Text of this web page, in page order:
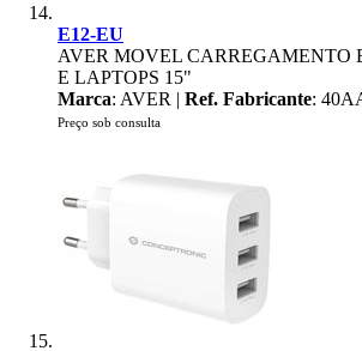
E12-EU
AVER MOVEL CARREGAMENTO
E LAPTOPS 15"
Marca: AVER | Ref. Fabricante:
Preço sob consulta